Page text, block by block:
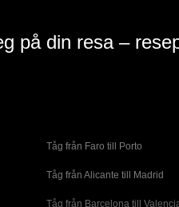
på din resa –
Tåg från Faro till Porto
Tåg från Alicante till Madrid
Tåg från Barcelona till